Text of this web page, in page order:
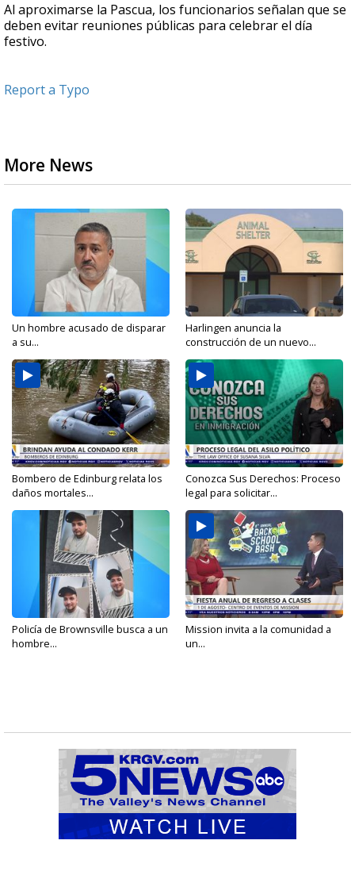
Al aproximarse la Pascua, los funcionarios señalan que se
deben evitar reuniones públicas para celebrar el día
festivo.
Report a Typo
More News
Un hombre acusado de disparar
a su...
Harlingen anuncia la
construcción de un nuevo...
Bombero de Edinburg relata los
daños mortales...
Conozca Sus Derechos: Proceso
legal para solicitar...
Policía de Brownsville busca a un
hombre...
Mission invita a la comunidad a
un...